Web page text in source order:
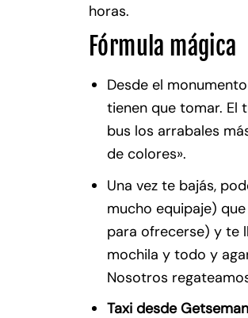
horas.
Fórmula mágica
Desde el
tienen que tomar. El
bus los arrabales
de colores».
Una vez te bajás,
mucho equipaje)
para ofrecerse) y te
mochila y todo y
Nosotros
Taxi desde